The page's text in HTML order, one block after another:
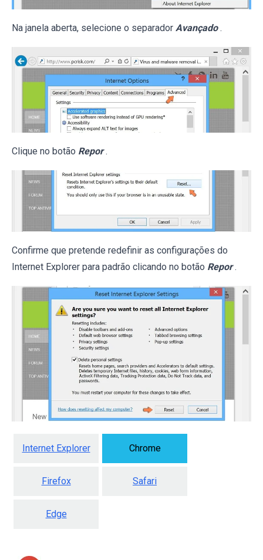
Na janela aberta, selecione o separador Avançado .
Clique no botão Repor .
Confirme que pretende redefinir as configurações do
Internet Explorer para padrão clicando no botão Repor .
Internet Explorer Chrome
Firefox Safari
Edge